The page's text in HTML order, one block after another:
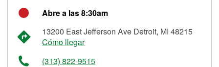
Abre a las 8:30am
13200 East Jefferson Ave Detroit, MI 48215
Cómo llegar
(313) 822-9515